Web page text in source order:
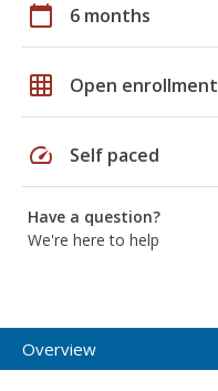
calendar_today 6 months
grid_on Open enrollment
speed Self paced
Have a question?
We're here to help
Overview